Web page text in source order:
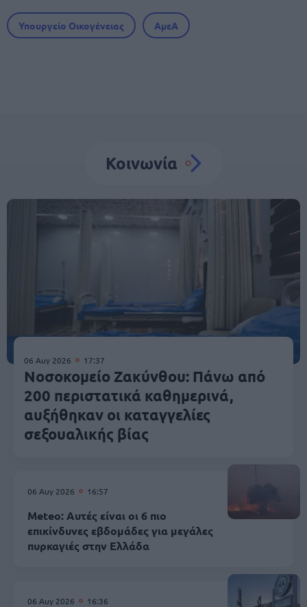
Υπουργείο Οικογένειας ΑμεΑ
Κοινωνία
06 Αυγ 2026 17:37
Νοσοκομείο Ζακύνθου: Πάνω από
200 περιστατικά καθημερινά,
αυξήθηκαν οι καταγγελίες
σεξουαλικής βίας
06 Αυγ 2026 16:57
Meteo: Αυτές είναι οι 6 πιο
επικίνδυνες εβδομάδες για μεγάλες
πυρκαγιές στην Ελλάδα
06 Αυγ 2026 16:36